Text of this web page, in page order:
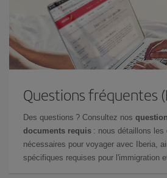
Questions fréquentes
Des questions ? Consultez nos
documents requis : nous détaillons les
nécessaires pour voyager avec Iberia,
spécifiques requises pour l'immigration